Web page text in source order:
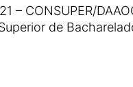
– CONSUPER/
de